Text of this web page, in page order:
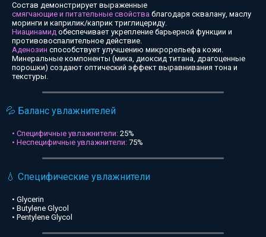
Состав демонстрирует выраженные
смягчающие и питательные свойства благодаря сквалану, маслу
моринги и каприлик/каприк триглицериду.
Ниацинамид обеспечивает укрепление барьерной функции и
противовоспалительное действие.
Аденозин способствует улучшению микрорельефа кожи.
Минеральные компоненты (мика, диоксид титана, драгоценные
порошки) создают оптический эффект выравнивания тона и
текстуры.
💦 Баланс увлажнителей
• Специфичные увлажнители: 25%
• Неспецифичные увлажнители: 75%
💧 Специфические увлажнители
• Glycerin
• Butylene Glycol
• Pentylene Glycol